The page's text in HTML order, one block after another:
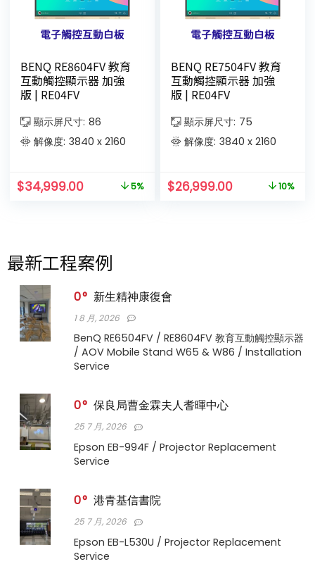
BENQ RE8604FV 教育
互動觸控顯示器 加強
版 | RE04FV
顯示屏尺寸: 86
解像度: 3840 x 2160
$34,999.00 5%
BENQ RE7504FV 教育
互動觸控顯示器 加強
版 | RE04FV
顯示屏尺寸: 75
解像度: 3840 x 2160
$26,999.00 10%
最新工程案例
0 新生精神康復會
1 8 月, 2026
BenQ RE6504FV / RE8604FV 教育互動觸控顯示器
/ AOV Mobile Stand W65 & W86 / Installation
Service
0 保良局曹金霖夫人耆暉中心
25 7 月, 2026
Epson EB-994F / Projector Replacement
Service
0 港青基信書院
25 7 月, 2026
Epson EB-L530U / Projector Replacement
Service